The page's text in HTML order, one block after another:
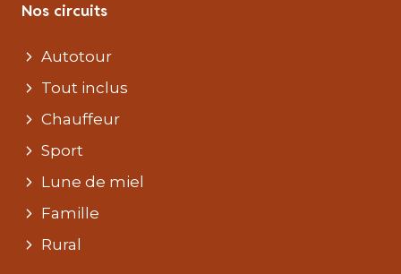
Nos circuits
Autotour
Tout inclus
Chauffeur
Sport
Lune de miel
Famille
Rural